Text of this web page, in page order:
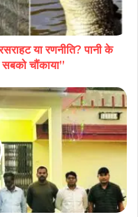
या रणनीति? पानी के
सबको चौंकाया”